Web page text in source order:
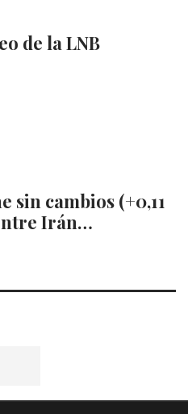
de la LNB
sin cambios (+0,11
Irán…